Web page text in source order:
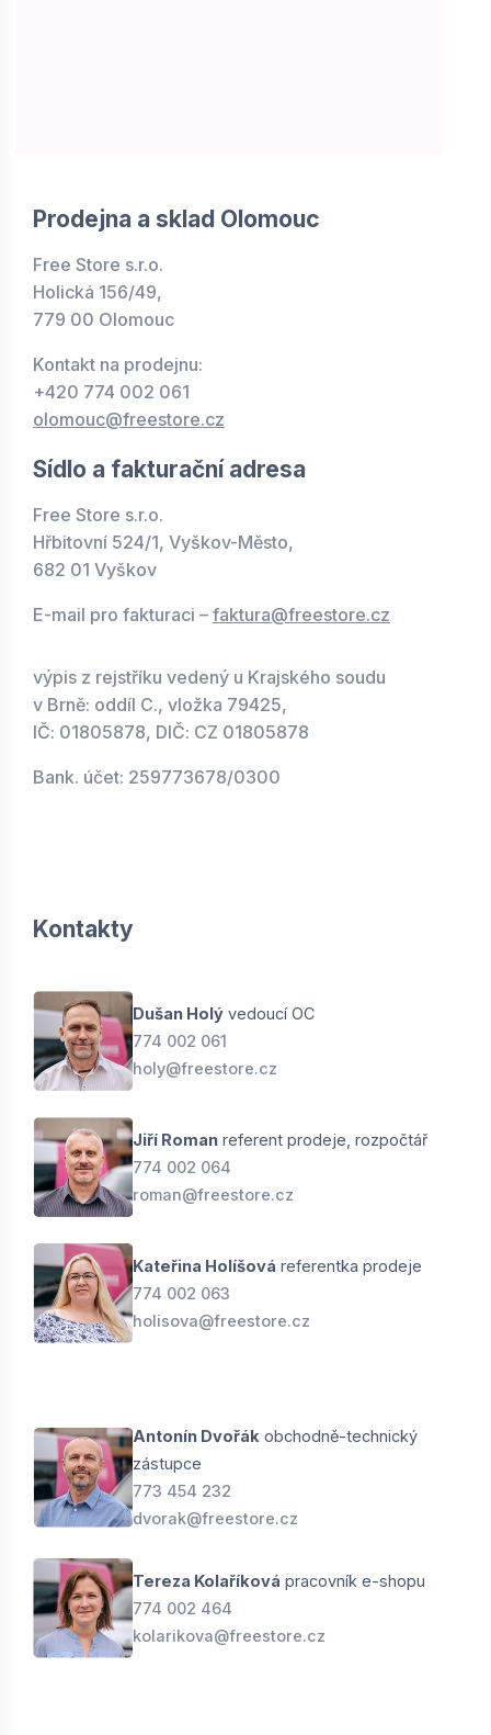
Prodejna a sklad Olomouc
Free Store s.r.o.
Holická 156/49,
779 00 Olomouc
Kontakt na prodejnu:
+420 774 002 061
olomouc@freestore.cz
Sídlo a fakturační adresa
Free Store s.r.o.
Hřbitovní 524/1, Vyškov-Město,
682 01 Vyškov
E-mail pro fakturaci – faktura@freestore.cz
výpis z rejstříku vedený u Krajského soudu
v Brně: oddíl C., vložka 79425,
IČ: 01805878, DIČ: CZ 01805878
Bank. účet: 259773678/0300
Kontakty
Dušan Holý vedoucí OC
774 002 061
holy@freestore.cz
Jiří Roman referent prodeje, rozpočtář
774 002 064
roman@freestore.cz
Kateřina Holíšová referentka prodeje
774 002 063
holisova@freestore.cz
Antonín Dvořák obchodně-technický
zástupce
773 454 232
dvorak@freestore.cz
Tereza Kolaříková pracovník e-shopu
774 002 464
kolarikova@freestore.cz